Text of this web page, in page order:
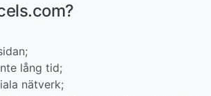
lång tid;
nätverk;